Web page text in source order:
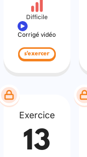
Difficile
Corrigé vidéo
s'exercer
Exercice
13